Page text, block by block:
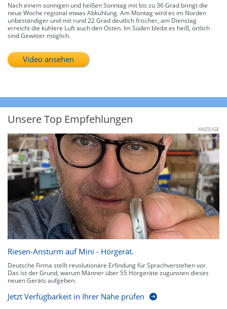
Nach einem sonnigen und heißen Sonntag mit bis zu 36 Grad bringt die
neue Woche regional etwas Abkühlung. Am Montag wird es im Norden
unbeständiger und mit rund 22 Grad deutlich frischer, am Dienstag
erreicht die kühlere Luft auch den Osten. Im Süden bleibt es heiß, örtlich
sind Gewitter möglich.
Video ansehen
Unsere Top Empfehlungen
ANZEIGE
Riesen-Ansturm auf Mini - Hörgerät.
Deutsche Firma stellt revolutionäre Erfindung für Sprachverstehen vor.
Das ist der Grund, warum Männer über 55 Hörgeräte zugunsten dieses
neuen Geräts aufgeben.
Jetzt Verfügbarkeit in Ihrer Nähe prüfen